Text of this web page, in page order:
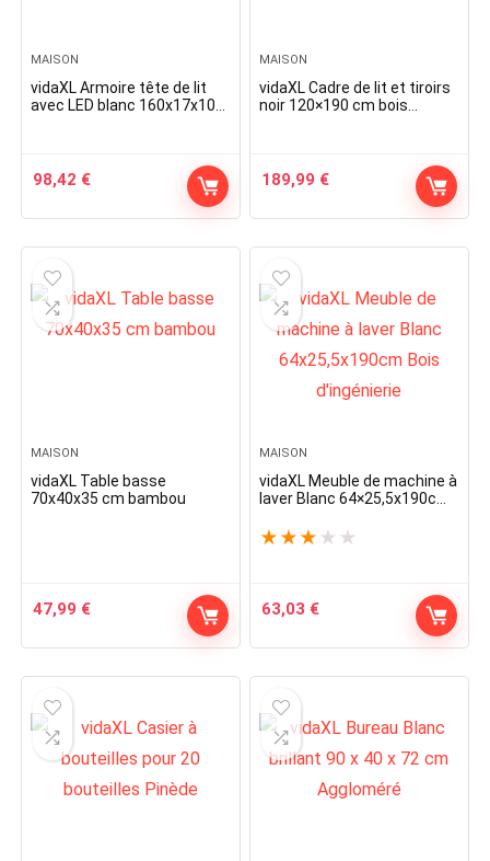
MAISON
vidaXL Armoire tête de lit
avec LED blanc 160x17x102
98,42 €
MAISON
vidaXL Cadre de lit et tiroirs
noir 120×190 cm bois
189,99 €
MAISON
vidaXL Table basse
70x40x35 cm bambou
47,99 €
MAISON
vidaXL Meuble de machine à
laver Blanc 64×25,5x190cm
★ ★ ★ ★ ★
63,03 €